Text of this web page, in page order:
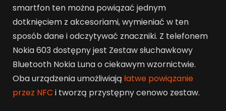
smartfon ten można powiązać jednym
dotknięciem z akcesoriami, wymieniać w ten
sposób dane i odczytywać znaczniki. Z telefonem
Nokia 603 dostępny jest Zestaw słuchawkowy
Bluetooth Nokia Luna o ciekawym wzornictwie.
Oba urządzenia umożliwiają łatwe powiązanie
przez NFC i tworzą przystępny cenowo zestaw.